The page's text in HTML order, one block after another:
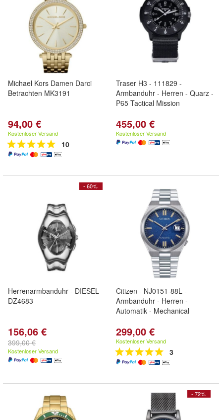
Michael Kors Damen Darci
Betrachten MK3191
94,00 €
Kostenloser Versand
10
Traser H3 - 111829 -
Armbanduhr - Herren - Quarz -
P65 Tactical Mission
455,00 €
Kostenloser Versand
- 60%
Herrenarmbanduhr - DIESEL
DZ4683
156,06 €
399,00 €
Kostenloser Versand
Citizen - NJ0151-88L -
Armbanduhr - Herren -
Automatik - Mechanical
299,00 €
Kostenloser Versand
3
- 72%